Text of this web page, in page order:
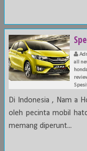
all
Di Indonesia , Nam a
oleh pecinta mobil
memang diperunt...